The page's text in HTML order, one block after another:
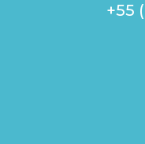
+55